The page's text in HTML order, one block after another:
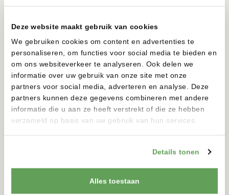
Deze website maakt gebruik van cookies
We gebruiken cookies om content en advertenties te
personaliseren, om functies voor social media te bieden en
om ons websiteverkeer te analyseren. Ook delen we
informatie over uw gebruik van onze site met onze
partners voor social media, adverteren en analyse. Deze
partners kunnen deze gegevens combineren met andere
informatie die u aan ze heeft verstrekt of die ze hebben
verzameld op basis van uw gebruik van hun services.
Details tonen
Alles toestaan